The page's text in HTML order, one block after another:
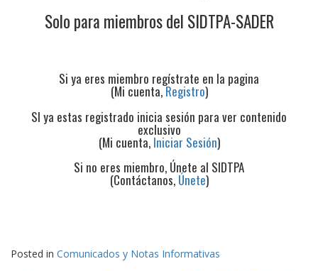
Solo para miembros del SIDTPA-SADER
Si ya eres miembro regístrate en la pagina
(Mi cuenta,Registro)
SI ya estas registrado inicia sesión para ver contenido
exclusivo
(Mi cuenta, Iniciar Sesión)
Si no eres miembro, Únete al SIDTPA
(Contáctanos, Únete)
Posted in Comunicados y Notas Informativas